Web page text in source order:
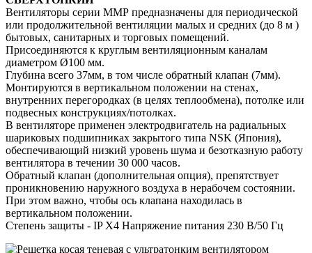
Вентиляторы серии ММР предназначены для периодической
или продолжительной вентиляции малых и средних (до 8 м )
бытовых, санитарных и торговых помещений.
Присоединяются к круглым вентиляционным каналам
диаметром Ø100 мм.
Глубина всего 37мм, в том числе обратный клапан (7мм).
Монтируются в вертикальном положении на стенах,
внутренних перегородках (в целях теплообмена), потолке или
подвесных конструкциях/потолках.
В вентиляторе применен электродвигатель на радиальных
шариковых подшипниках закрытого типа NSK (Япония),
обеспечивающий низкий уровень шума и безотказную работу
вентилятора в течении 30 000 часов.
Обратный клапан (дополнительная опция), препятствует
проникновению наружного воздуха в нерабочем состоянии.
При этом важно, чтобы ось клапана находилась в
вертикальном положении.
Степень защиты - IP X4 Напряжение питания 230 В/50 Гц